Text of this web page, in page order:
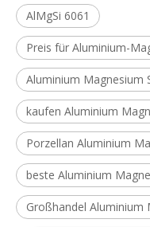
AlMgSi 6061
Preis für Aluminium-
Aluminium Magnesium
kaufen Aluminium
Porzellan Aluminium
beste Aluminium
Großhandel Aluminium